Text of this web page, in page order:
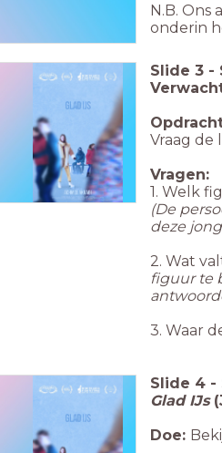
N.B. Ons
onderin
Slide 3 -
Vraag de
Vragen:
1. Welk
(De
deze
2. Wat
figuur te
3. Waar
Slide 4 -
Glad IJs
Doe: